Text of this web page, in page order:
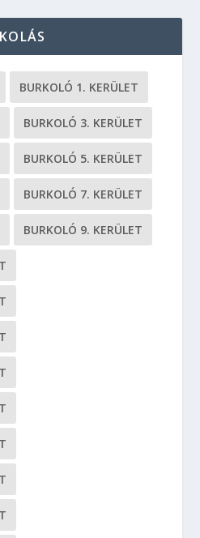
BURKOLÓ 1. KERÜLET
BURKOLÓ 3. KERÜLET
BURKOLÓ 5. KERÜLET
BURKOLÓ 7. KERÜLET
BURKOLÓ 9. KERÜLET